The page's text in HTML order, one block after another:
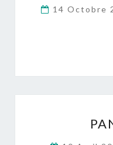
14 Octobre